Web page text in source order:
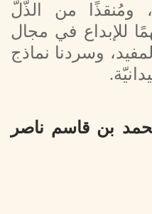
ومُنقذًا من الذّلّ
للإبداع في مجال
وسردنا نماذج
بن قاسم ناصر